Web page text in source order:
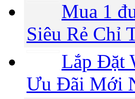
Mua 1
Siêu Rẻ Chỉ
Lắp Đặt
Ưu Đãi Mới